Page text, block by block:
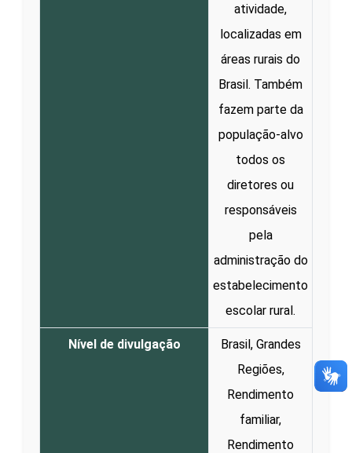
atividade,
localizadas em
áreas rurais do
Brasil. Também
fazem parte da
população-alvo
todos os
diretores ou
responsáveis
pela
administração do
estabelecimento
escolar rural.
Nível de divulgação
Brasil, Grandes
Regiões,
Rendimento
familiar,
Rendimento